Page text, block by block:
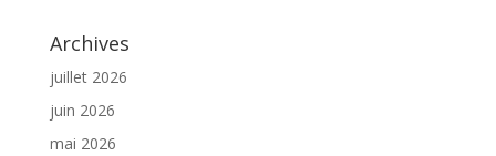
Archives
juillet 2026
juin 2026
mai 2026